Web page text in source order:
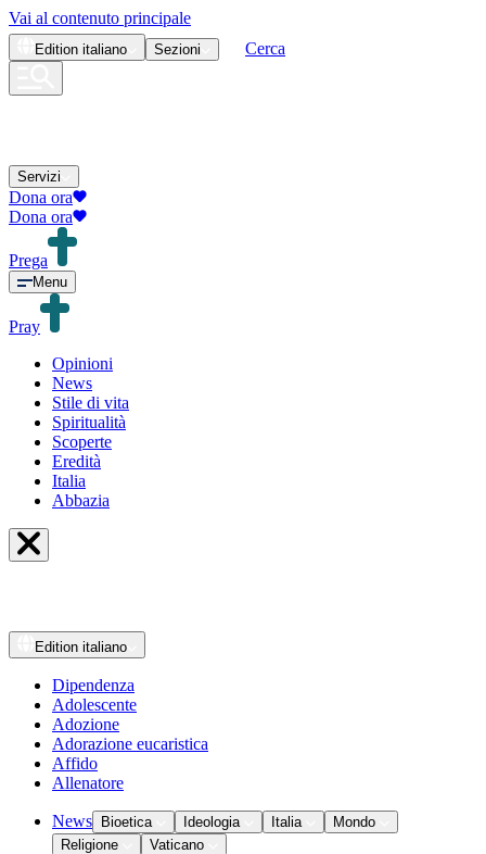
Vai al contenuto principale
Edition italiano Sezioni Cerca
Servizi
Dona ora
Dona ora
Prega
Menu
Pray
Opinioni
News
Stile di vita
Spiritualità
Scoperte
Eredità
Italia
Abbazia
Edition italiano
Dipendenza
Adolescente
Adozione
Adorazione eucaristica
Affido
Allenatore
News Bioetica Ideologia Italia
Mondo
Religione
Vaticano